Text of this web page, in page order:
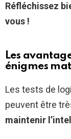
Réfléchissez
vous !
Les
énigmes
Les tests de
peuvent être
maintenir